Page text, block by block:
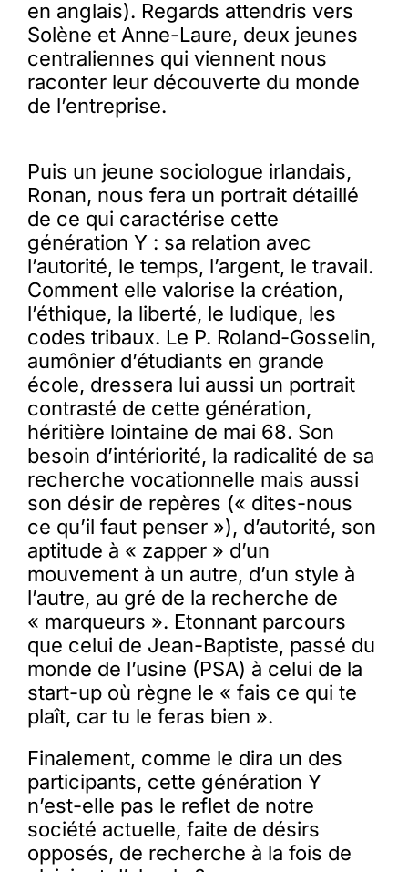
en anglais). Regards attendris vers
Solène et Anne-Laure, deux jeunes
centraliennes qui viennent nous
raconter leur découverte du monde
de l’entreprise.
Puis un jeune sociologue irlandais,
Ronan, nous fera un portrait détaillé
de ce qui caractérise cette
génération Y : sa relation avec
l’autorité, le temps, l’argent, le travail.
Comment elle valorise la création,
l’éthique, la liberté, le ludique, les
codes tribaux. Le P. Roland-Gosselin,
aumônier d’étudiants en grande
école, dressera lui aussi un portrait
contrasté de cette génération,
héritière lointaine de mai 68. Son
besoin d’intériorité, la radicalité de sa
recherche vocationnelle mais aussi
son désir de repères (« dites-nous
ce qu’il faut penser »), d’autorité, son
aptitude à « zapper » d’un
mouvement à un autre, d’un style à
l’autre, au gré de la recherche de
« marqueurs ». Etonnant parcours
que celui de Jean-Baptiste, passé du
monde de l’usine (PSA) à celui de la
start-up où règne le « fais ce qui te
plaît, car tu le feras bien ».
Finalement, comme le dira un des
participants, cette génération Y
n’est-elle pas le reflet de notre
société actuelle, faite de désirs
opposés, de recherche à la fois de